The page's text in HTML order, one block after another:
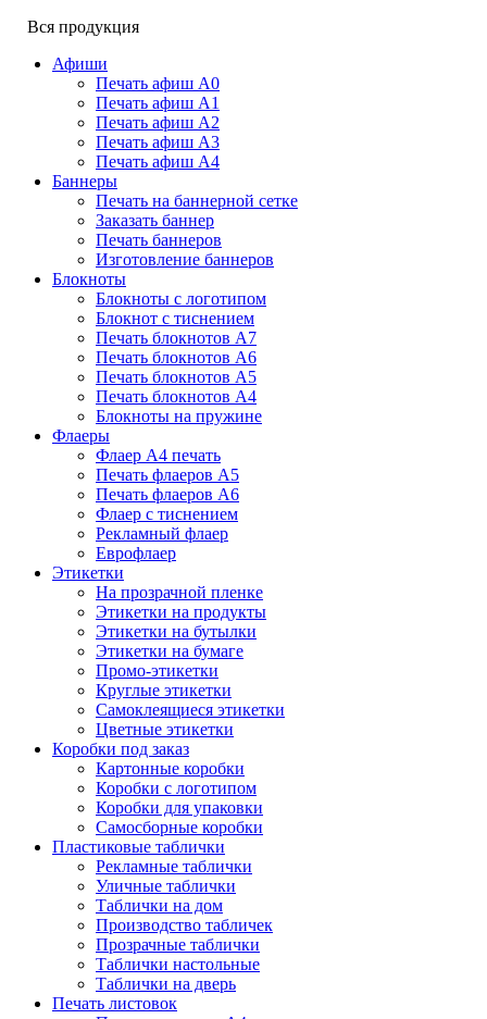
Вся продукция
Афиши
Печать афиш А0
Печать афиш А1
Печать афиш А2
Печать афиш А3
Печать афиш А4
Баннеры
Печать на баннерной сетке
Заказать баннер
Печать баннеров
Изготовление баннеров
Блокноты
Блокноты с логотипом
Блокнот с тиснением
Печать блокнотов А7
Печать блокнотов А6
Печать блокнотов А5
Печать блокнотов А4
Блокноты на пружине
Флаеры
Флаер А4 печать
Печать флаеров А5
Печать флаеров А6
Флаер с тиснением
Рекламный флаер
Еврофлаер
Этикетки
На прозрачной пленке
Этикетки на продукты
Этикетки на бутылки
Этикетки на бумаге
Промо-этикетки
Круглые этикетки
Самоклеящиеся этикетки
Цветные этикетки
Коробки под заказ
Картонные коробки
Коробки с логотипом
Коробки для упаковки
Самосборные коробки
Пластиковые таблички
Рекламные таблички
Уличные таблички
Таблички на дом
Производство табличек
Прозрачные таблички
Таблички настольные
Таблички на дверь
Печать листовок